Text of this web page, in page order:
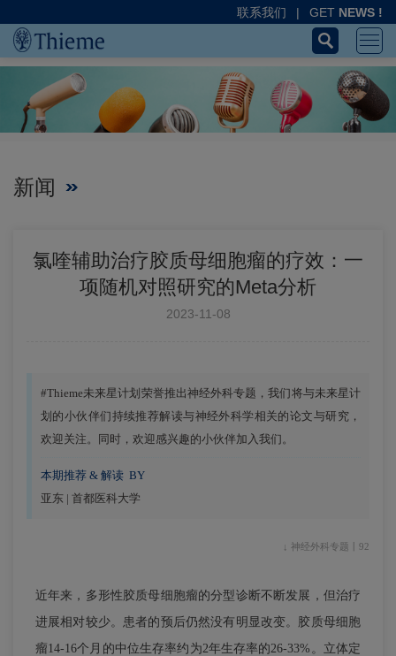
联系我们 | GET NEWS !
新闻
氯喹辅助治疗胶质母细胞瘤的疗效：一
项随机对照研究的Meta分析
2023-11-08
#Thieme未来星计划荣誉推出神经外科专题，我们将与未来星计
划的小伙伴们持续推荐解读与神经外科学相关的论文与研究，
欢迎关注。同时，欢迎感兴趣的小伙伴加入我们。
本期推荐 & 解读 BY
亚东 | 首都医科大学
↓ 神经外科专题丨92
近年来，多形性胶质母细胞瘤的分型诊断不断发展，但治疗
进展相对较少。患者的预后仍然没有明显改变。胶质母细胞
瘤14-16个月的中位生存率约为2年生存率的26-33%。立体定